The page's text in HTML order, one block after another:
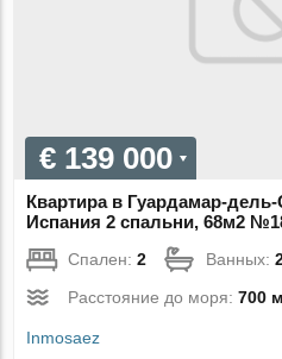
€ 139 000
Квартира в Гуардамар-
Испания 2 спальни, 68м2
Спален:2 Ванных:
Расстояние до моря:700 м
Inmosaez